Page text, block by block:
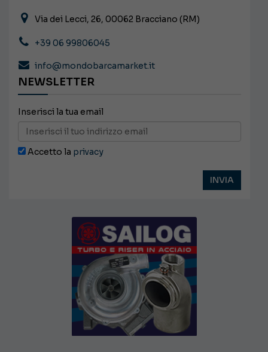
Via dei Lecci, 26, 00062 Bracciano (RM)
+39 06 99806045
info@mondobarcamarket.it
NEWSLETTER
Inserisci la tua email
Accetto la privacy